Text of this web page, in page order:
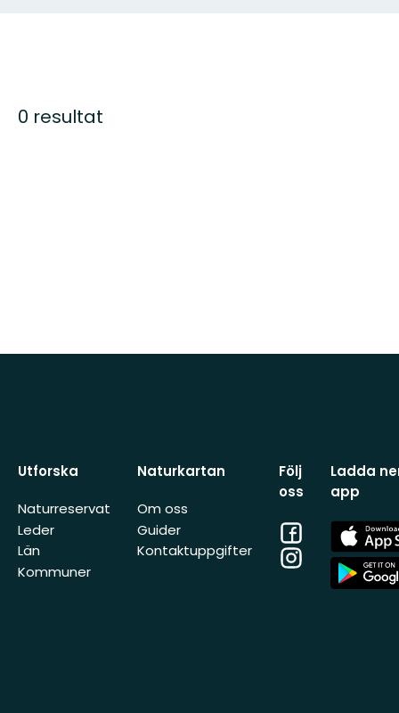
0 resultat
Utforska
Naturreservat
Leder
Län
Kommuner
Naturkartan
Om oss
Guider
Kontaktuppgifter
Följ
oss
Facebook
Instagram
Ladda
app
App
Store
App
Store